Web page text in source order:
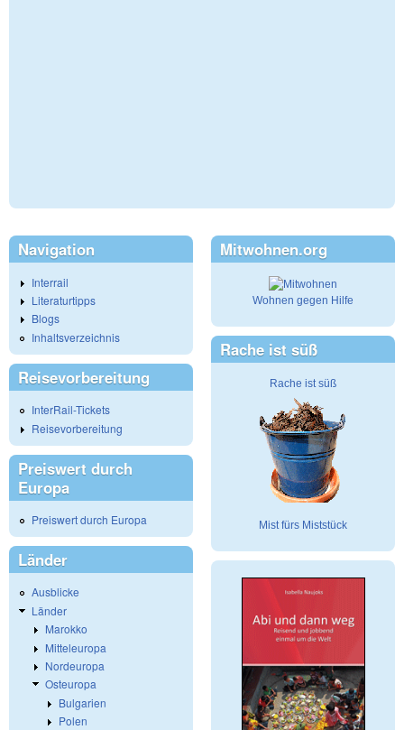
Navigation
Interrail
Literaturtipps
Blogs
Inhaltsverzeichnis
Reisevorbereitung
InterRail-Tickets
Reisevorbereitung
Preiswert durch
Europa
Preiswert durch Europa
Länder
Ausblicke
Länder
Marokko
Mitteleuropa
Nordeuropa
Osteuropa
Bulgarien
Polen
Mitwohnen.org
Wohnen gegen Hilfe
Rache ist süß
Rache ist süß
Mist fürs Miststück